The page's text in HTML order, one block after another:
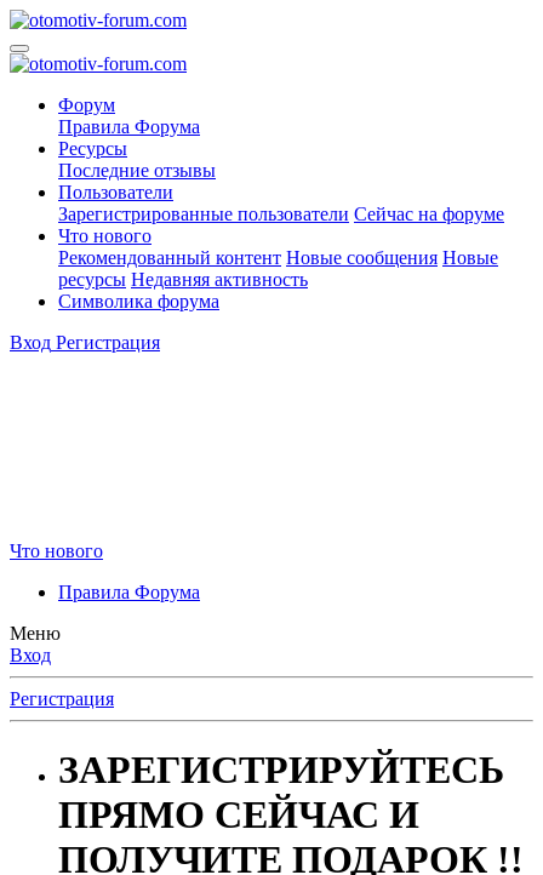
Форум
Правила Форума
Ресурсы
Последние отзывы
Пользователи
Зарегистрированные пользователи Сейчас на форуме
Что нового
Рекомендованный контент Новые сообщения Новые
ресурсы Недавняя активность
Символика форума
Вход Регистрация
Что нового
Правила Форума
Меню
Вход
Регистрация
ЗАРЕГИСТРИРУЙТЕСЬ
ПРЯМО СЕЙЧАС И
ПОЛУЧИТЕ ПОДАРОК !!